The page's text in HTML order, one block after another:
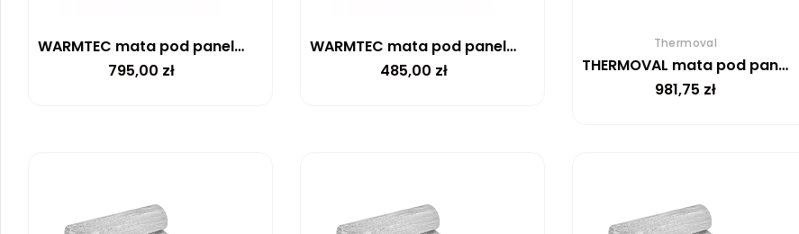
WARMTEC mata pod panele AL-60 150 W/m² – 6M²
795,00 zł
WARMTEC mata pod panele AL-35 150 W/m² – 3.5M²
485,00 zł
Thermoval
THERMOVAL mata pod panele WT 2010 AL 150 W/m²-10M²
981,75 zł